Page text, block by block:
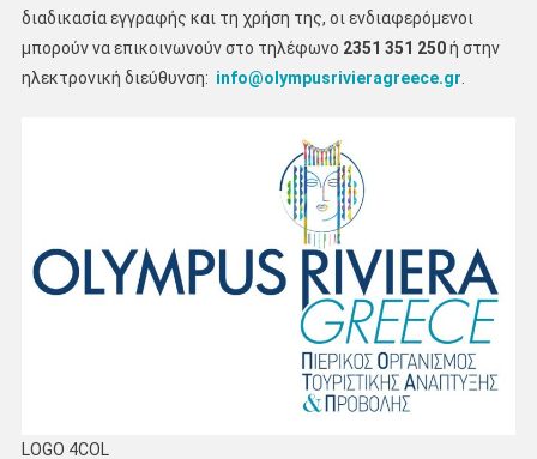
διαδικασία εγγραφής και τη χρήση της, οι ενδιαφερόμενοι
μπορούν να επικοινωνούν στο τηλέφωνο 2351 351 250ή στην
ηλεκτρονική διεύθυνση: info@olympusrivieragreece.gr
LOGO 4COL